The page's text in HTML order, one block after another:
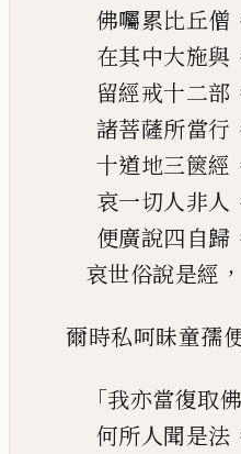
佛囑累比丘僧
在其中大施與
留經戒十二部
諸菩薩所當行
十道地三篋經
哀一切人非人
便廣說四自歸
哀世俗說是經 ，
爾時私呵昧童孺
「我亦當復取佛
何所人聞是法